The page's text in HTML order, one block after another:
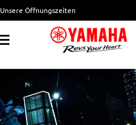
Unsere Öffnungszeiten